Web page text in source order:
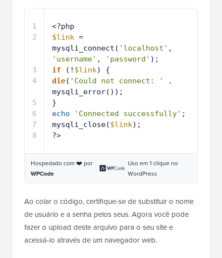
1
2
3
4
5
6
7
8
<?php
$link =
mysqli_connect( 'localhost'
'username' , 'password' );
if
(! $link) {
die( 'Could not connect: '
.
mysqli_error());
}
echo
'Connected successfully' ;
mysqli_close($link);
?>
Hospedado com ❤️ por
WPCode
Uso em 1 clique no
WordPress
Ao colar o código, certifique-se de substituir o nome
de usuário e a senha pelos seus. Agora você pode
fazer o upload deste arquivo para o seu site e
acessá-lo através de um navegador web.